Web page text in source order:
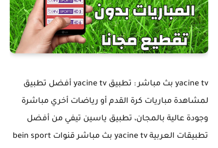
yacine tv بث مباشر : تطبيق yacine tv أفضل تطبيق
لمشاهدة مباريات كرة القدم أو رياضات أخري مباشرة
وجودة عالية بالمجان، تطبيق ياسين تيفي من أفضل
تطبيقات العربية yacine tv بث مباشر قنوات bein sport